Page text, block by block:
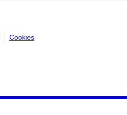
Cookies